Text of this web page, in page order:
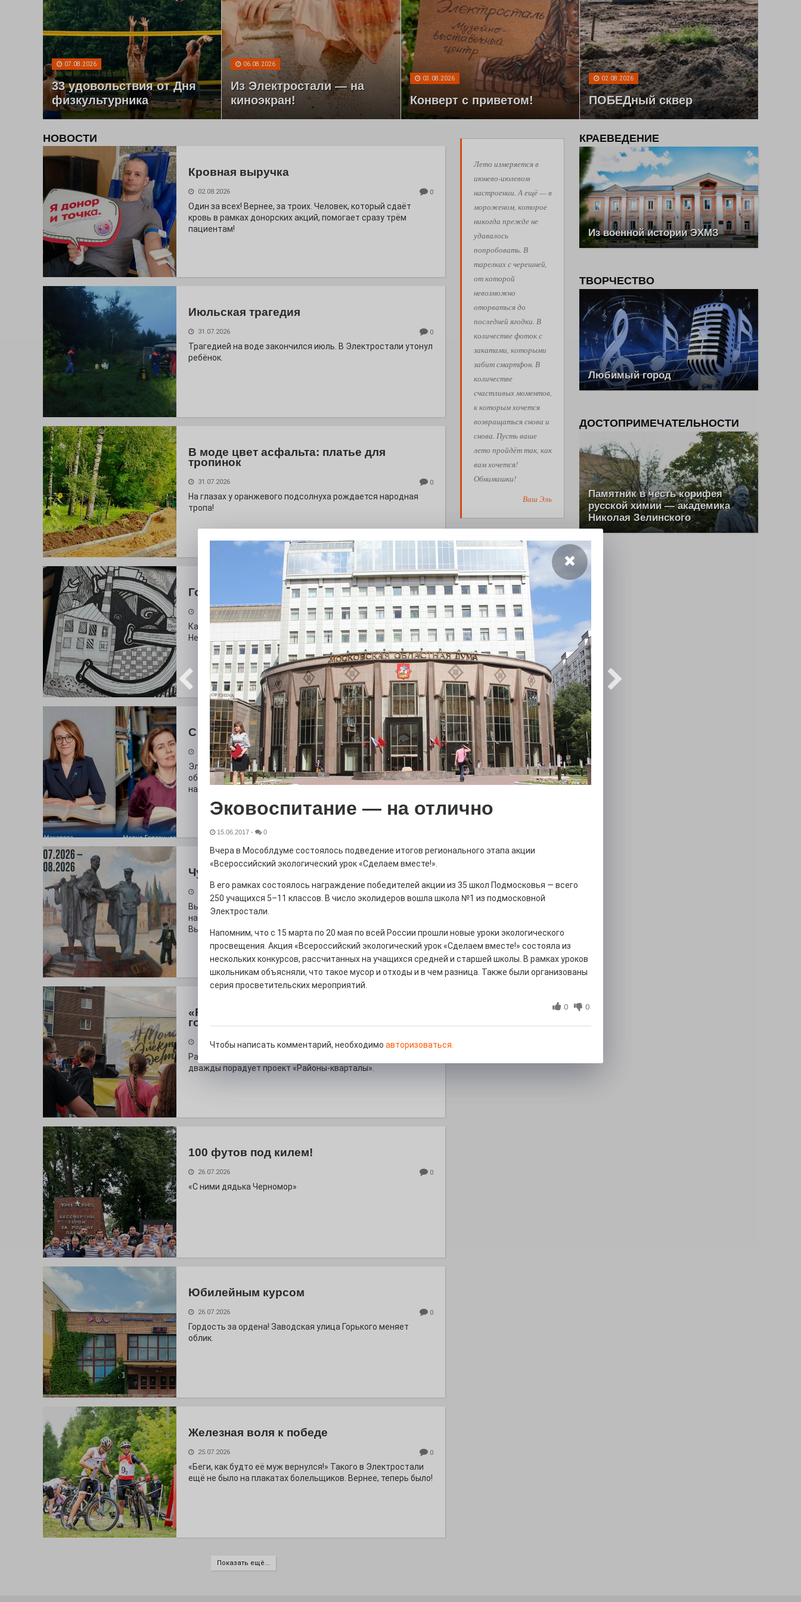
07.08.2026
33 удовольствия от Дня
физкультурника
06.08.2026
Из Электростали — на
киноэкран!
03.08.2026
Конверт с приветом!
02.08.2026
ПОБЕДный сквер
Лето измеряется в
июнево-июлевом
настроении. А ещё — в
мороженом, которое
никогда прежде не
удавалось
попробовать. В
тарелках с черешней,
от которой
невозможно
оторваться до
последней ягодки. В
количестве фоток с
закатами, которыми
забит смартфон. В
количестве
счастливых моментов,
к которым хочется
возвращаться снова и
снова. Пусть ваше
лето пройдёт так, как
вам хочется!
Обнимашки!
Ваш Эль
поделиться
НОВОСТИ
Кровная выручка
02.08.2026 0
Один за всех! Вернее, за троих. Человек, который сдаёт
кровь в рамках донорских акций, помогает сразу трём
пациентам!
Июльская трагедия
31.07.2026 0
Трагедией на воде закончился июль. В Электростали утонул
ребёнок.
В моде цвет асфальта: платье для
тропинок
31.07.2026 0
На глазах у оранжевого подсолнуха рождается народная
тропа!
Городские сплетения
30.07.2026 0
Как выглядит буква Э в разрезе истории города?
Неожиданный вопрос, правда?
С любовью к истории, литературе и детям
29.07.2026 0
Электросталь давно зарекомендовала себя флагманом
образования. В очередной раз этот статус подтвердили
наши педагоги.
Чувство Родины — одно на всех
Выставка «Палитра героизма» — новый масштабный проект,
на который электростальцев приглашает к себе
Выставочный зал им. Олега Коняшина.
«Районы-кварталы» путешествуют по
городу
27.07.2026 0
Радость в квадрате! На этой неделе электростальцев
дважды порадует проект «Районы-кварталы».
100 футов под килем!
26.07.2026 0
«С ними дядька Черномор»
Юбилейным курсом
26.07.2026 0
Гордость за ордена! Заводская улица Горького меняет
облик.
Железная воля к победе
25.07.2026 0
«Беги, как будто её муж вернулся!» Такого в Электростали
ещё не было на плакатах болельщиков. Вернее, теперь было!
Показать ещё...
КРАЕВЕДЕНИЕ
Из военной истории ЭХМЗ
ТВОРЧЕСТВО
Любимый город
ДОСТОПРИМЕЧАТЕЛЬНОСТИ
Памятник в честь корифея
русской химии — академика
Николая Зелинского
Эковоспитание — на отлично
15.06.2017 - 0
Вчера в Мособлдуме состоялось подведение итогов регионального этапа акции
«Всероссийский экологический урок «Сделаем вместе!».
В его рамках состоялось награждение победителей акции из 35 школ Подмосковья — всего
250 учащихся 5–11 классов. В число эколидеров вошла школа №1 из подмосковной
Электростали.
Напомним, что с 15 марта по 20 мая по всей России прошли новые уроки экологического
просвещения. Акция «Всероссийский экологический урок «Сделаем вместе!» состояла из
нескольких конкурсов, рассчитанных на учащихся средней и старшей школы. В рамках уроков
школьникам объясняли, что такое мусор и отходы и в чем разница. Также были организованы
серия просветительских мероприятий.
0 0
Чтобы написать комментарий, необходимо авторизоваться.